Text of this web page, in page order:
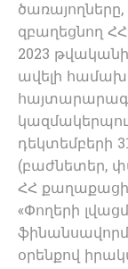
զբաղեցնող
2023
ավելի
դեկտեմբերի
(բաժնետեր,
ՀՀ
«Փողերի
օրենքով